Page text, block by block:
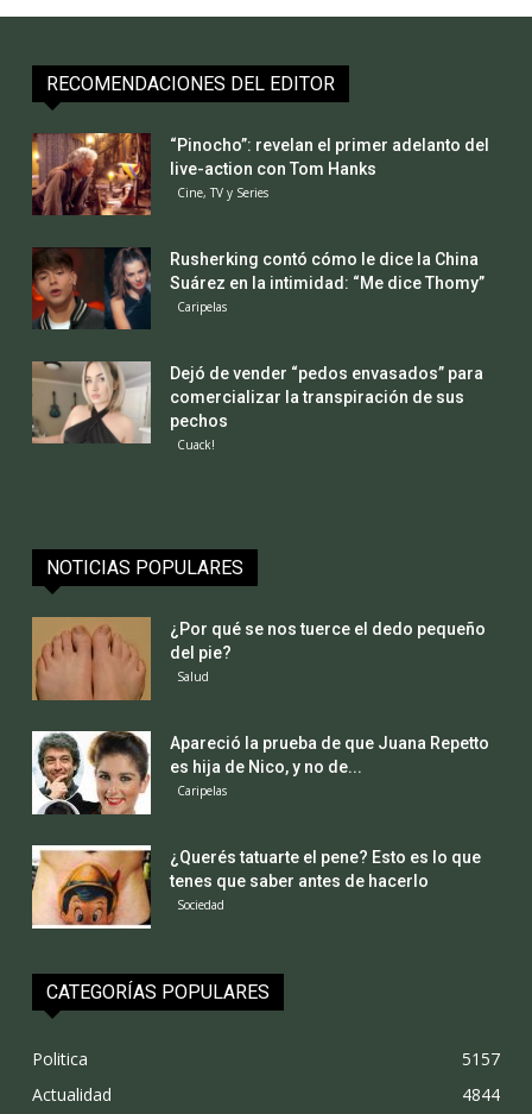
RECOMENDACIONES DEL EDITOR
“Pinocho”: revelan el primer adelanto del
live-action con Tom Hanks
Cine, TV y Series
Rusherking contó cómo le dice la China
Suárez en la intimidad: “Me dice Thomy”
Caripelas
Dejó de vender “pedos envasados” para
comercializar la transpiración de sus
pechos
Cuack!
NOTICIAS POPULARES
¿Por qué se nos tuerce el dedo pequeño
del pie?
Salud
Apareció la prueba de que Juana Repetto
es hija de Nico, y no de...
Caripelas
¿Querés tatuarte el pene? Esto es lo que
tenes que saber antes de hacerlo
Sociedad
CATEGORÍAS POPULARES
Politica
5157
Actualidad
4844